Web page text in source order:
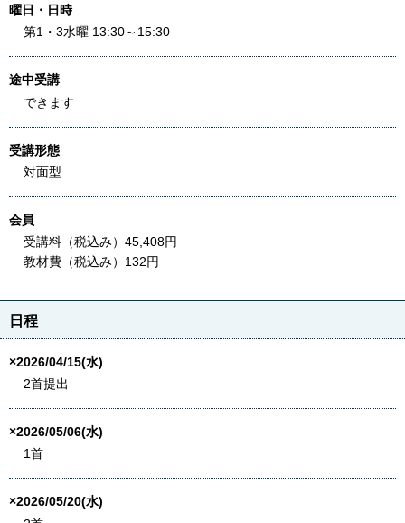
曜日・日時
第1・3水曜 13:30～15:30
途中受講
できます
受講形態
対面型
会員
受講料（税込み）45,408円
教材費（税込み）132円
日程
×2026/04/15(水)
2首提出
×2026/05/06(水)
1首
×2026/05/20(水)